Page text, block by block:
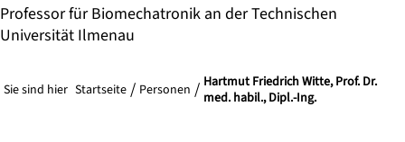
Professor für Biomechatronik an der Technischen
Universität Ilmenau
Sie sind hier Startseite Personen
Hartmut Friedrich Witte, Prof. Dr.
med. habil., Dipl.-Ing.